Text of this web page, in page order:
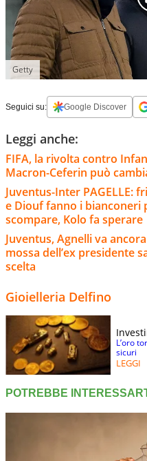
Getty
Seguici su: Google Discover
Leggi anche:
FIFA, la rivolta contro
Macron-Ceferin può
Juventus-Inter PAGELLE:
e Diouf fanno i bianconeri
scompare, Kolo fa sperare
Juventus, Agnelli va
mossa dell’ex presidente
scelta
Gioielleria Delfino
L’oro
sicuri
LEGGI